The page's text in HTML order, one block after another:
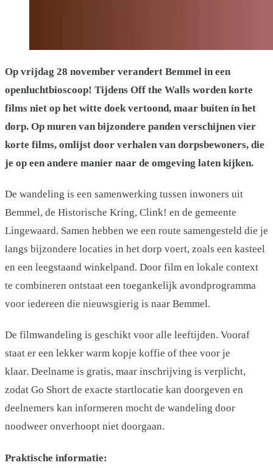
Op vrijdag 28 november verandert Bemmel in een
openluchtbioscoop! Tijdens Off the Walls worden korte
films niet op het witte doek vertoond, maar buiten ín het
dorp. Op muren van bijzondere panden verschijnen vier
korte films, omlijst door verhalen van dorpsbewoners, die
je op een andere manier naar de omgeving laten kijken.
De wandeling is een samenwerking tussen inwoners uit
Bemmel, de Historische Kring, Clink! en de gemeente
Lingewaard. Samen hebben we een route samengesteld die je
langs bijzondere locaties in het dorp voert, zoals een kasteel
en een leegstaand winkelpand. Door film en lokale context
te combineren ontstaat een toegankelijk avondprogramma
voor iedereen die nieuwsgierig is naar Bemmel.
De filmwandeling is geschikt voor alle leeftijden. Vooraf
staat er een lekker warm kopje koffie of thee voor je
klaar. Deelname is gratis, maar inschrijving is verplicht,
zodat Go Short de exacte startlocatie kan doorgeven en
deelnemers kan informeren mocht de wandeling door
noodweer onverhoopt niet doorgaan.
Praktische informatie: